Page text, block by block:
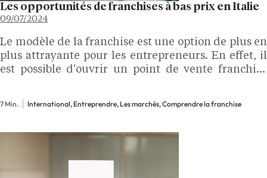
Les opportunités de franchises à bas prix en Italie
09/07/2024
Le modèle de la franchise est une option de plus en
plus attrayante pour les entrepreneurs. En effet, il
est possible d'ouvrir un point de vente franchisé
important. Dans cet article, nous…
7 Min. International, Entreprendre, Les marchés, Comprendre la franchise